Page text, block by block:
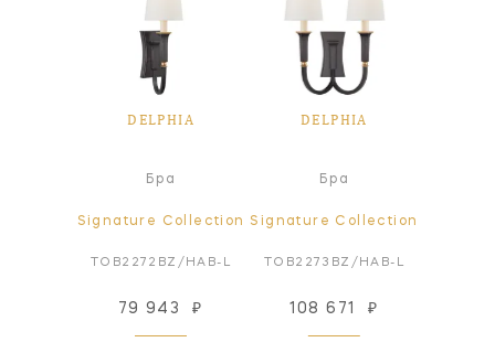
DELPHIA
Бра
Signature Collection
TOB2272BZ/HAB-L
79 943 ₽
DELPHIA
Бра
Signature Collection
TOB2273BZ/HAB-L
108 671 ₽